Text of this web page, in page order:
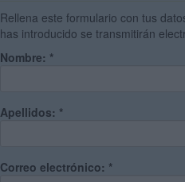
Rellena este formulario con tus
has introducido se transmitirán
Nombre: *
Apellidos: *
Correo electrónico: *